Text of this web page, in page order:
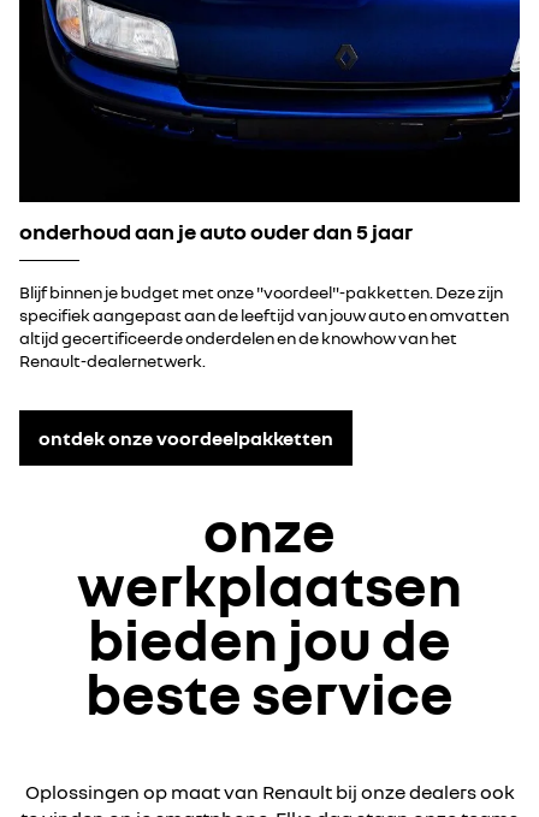
onderhoud aan je auto ouder dan 5 jaar
Blijf binnen je budget met onze "voordeel"-pakketten. Deze zijn
specifiek aangepast aan de leeftijd van jouw auto en omvatten
altijd gecertificeerde onderdelen en de knowhow van het
Renault-dealernetwerk.
ontdek onze voordeelpakketten
onze
werkplaatsen
bieden jou de
beste service
Oplossingen op maat van Renault bij onze dealers ook